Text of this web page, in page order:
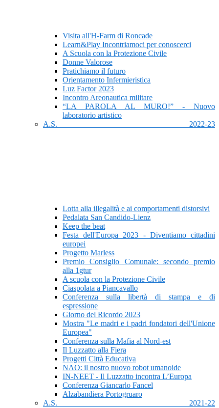
Visita all'H-Farm di Roncade
Learn&Play Incontriamoci per conoscerci
A Scuola con la Protezione Civile
Donne Valorose
Pratichiamo il futuro
Orientamento Infermieristica
Luz Factor 2023
Incontro Areonautica militare
“LA PAROLA AL MURO!” - Nuovo
laboratorio artistico
A.S. 2022-23
Lotta alla illegalità e ai comportamenti distorsivi
Pedalata San Candido-Lienz
Keep the beat
Festa dell'Europa 2023 - Diventiamo cittadini
europei
Progetto Marless
Premio Consiglio Comunale: secondo premio
alla 1gtur
A scuola con la Protezione Civile
Ciaspolata a Piancavallo
Conferenza sulla libertà di stampa e di
espressione
Giorno del Ricordo 2023
Mostra "Le madri e i padri fondatori dell'Unione
Europea"
Conferenza sulla Mafia al Nord-est
Il Luzzatto alla Fiera
Progetti Città Educativa
NAO: il nostro nuovo robot umanoide
IN-NEET - Il Luzzatto incontra L’Europa
Conferenza Giancarlo Fancel
Alzabandiera Portogruaro
A.S. 2021-22